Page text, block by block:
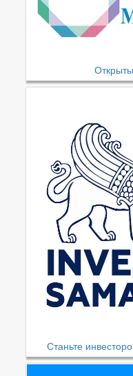
Станьте